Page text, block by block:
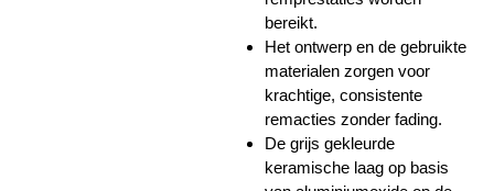
bereikt.
Het ontwerp en de gebruikte
materialen zorgen voor
krachtige, consistente
remacties zonder fading.
De grijs gekleurde
keramische laag op basis